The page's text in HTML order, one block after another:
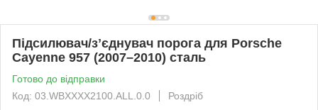
Підсилювач/зʼєднувач порога для Porsche
Cayenne 957 (2007–2010) сталь
Готово до відправки
Код: 03.WBXXXX2100.ALL.0.0
Роздріб